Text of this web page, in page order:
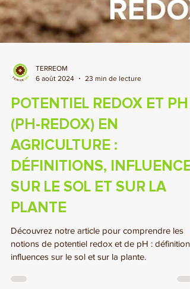
6 août 2024
23 min de lecture
POTENTIEL REDOX ET PH
(PH-REDOX) EN
AGRICULTURE :
DÉFINITIONS, INFLUENCE
SUR LE SOL ET SUR LA
PLANTE